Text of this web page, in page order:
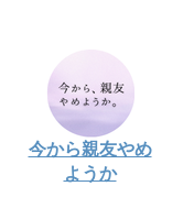
今から親友やめ
ようか